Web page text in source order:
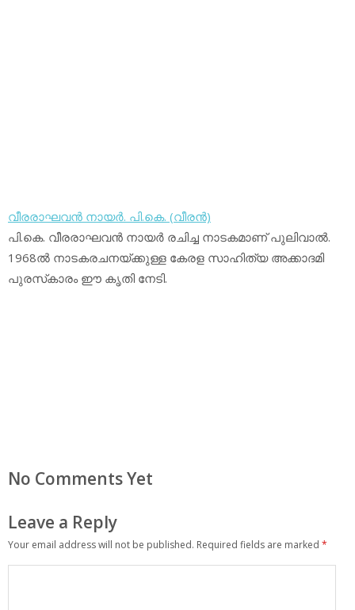
വീരരാഘവന്‍ നായര്‍. പി.കെ. (വീരന്‍)
പി.കെ. വീരരാഘവന്‍ നായര്‍ രചിച്ച നാടകമാണ് പുലിവാല്‍.
1968ല്‍ നാടകരചനയ്ക്കുള്ള കേരള സാഹിത്യ അക്കാദമി
പുരസ്‌കാരം ഈ കൃതി നേടി.
No Comments Yet
Leave a Reply
Your email address will not be published. Required fields are marked *